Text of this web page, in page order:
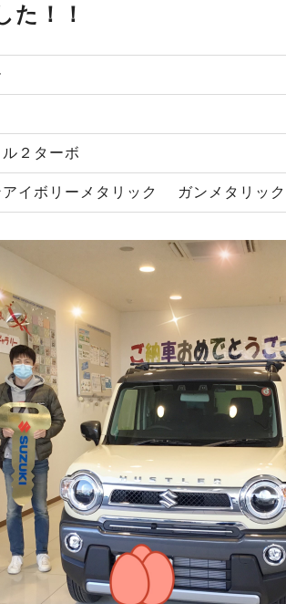
た！！
ル２ターボ
アイボリーメタリック ガンメタリッ